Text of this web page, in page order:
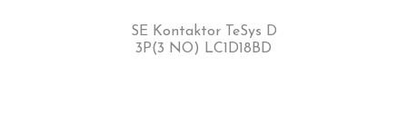
SE Kontaktor TeSys D
3P(3 NO) LC1D18BD